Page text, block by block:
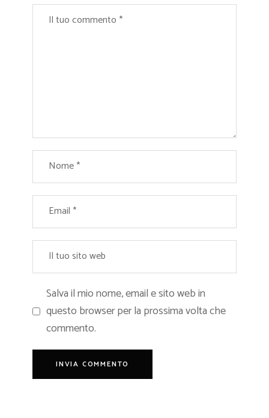
Salva il mio nome, email e sito web in
questo browser per la prossima volta che
commento.